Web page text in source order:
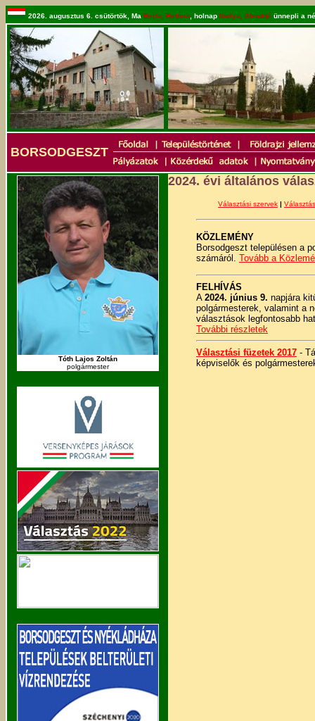
2026. augusztus 6. csütörtök, Ma Berta, Bettina , holnap Ibolya, Afrodité ünnepli a
BORSODGESZT
Tóth Lajos Zoltán
polgármester
2024. évi általános
Választási szervek |
KÖZLEMÉNY
Borsodgeszt településen a
számáról. Tovább a
FELHÍVÁS
A 2024. június 9. napjára
polgármesterek, valamint a
választások legfontosabb
További részletek
Választási füzetek 2017 -
képviselők és